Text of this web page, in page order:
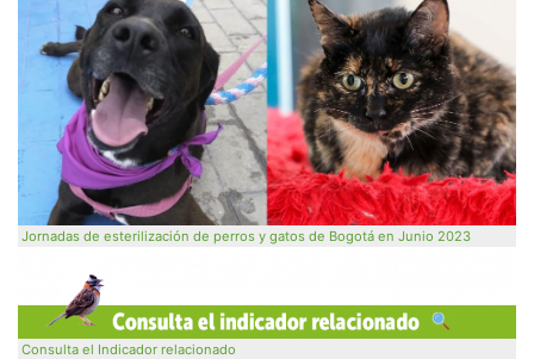
Jornadas de esterilización de perros y gatos de Bogotá en Junio 2023
Consulta el Indicador relacionado